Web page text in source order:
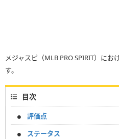
メジャスピ（MLB PRO SPIRIT）にお
す。
目次
評価点
ステータス